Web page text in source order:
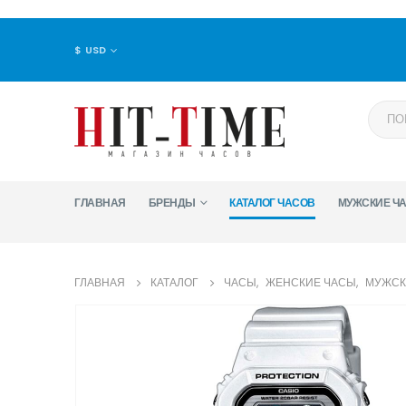
$ USD
ГЛАВНАЯ БРЕНДЫ КАТАЛОГ ЧАСОВ МУЖСКИЕ
ГЛАВНАЯ КАТАЛОГ ЧАСЫ, ЖЕНСКИЕ ЧАСЫ,